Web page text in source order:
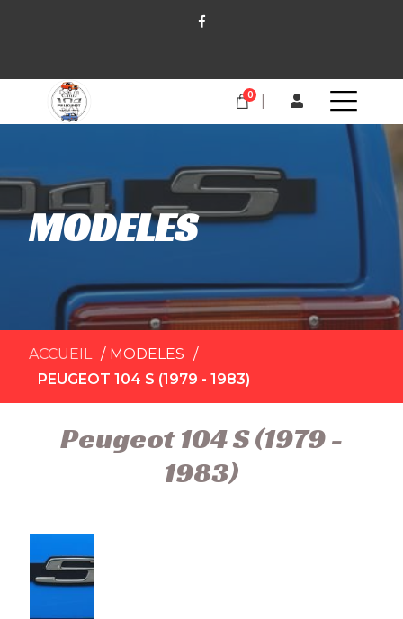
0
MODELES
ACCUEIL
MODELES
PEUGEOT 104 S (1979 - 1983)
Peugeot 104 S (1979 -
1983)